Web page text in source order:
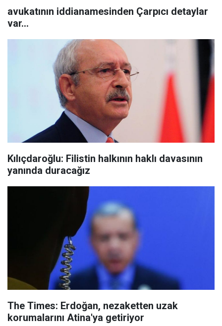
avukatının iddianamesinden Çarpıcı detaylar
var…
Kılıçdaroğlu: Filistin halkının haklı davasının
yanında duracağız
The Times: Erdoğan, nezaketten uzak
korumalarını Atina'ya getiriyor